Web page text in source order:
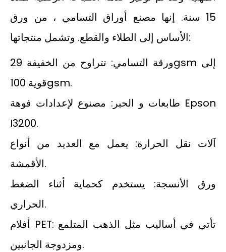
15 سنة. إنها مصنع أوراق التسامي ، من ورق
الأساس إلى الطلاء والقطع. وتشمل منتجاتها:
ورقة التسامي: تتراوح من الخفيفة 29gsm إلى
قوية 100gsm.
طابعات و الحبر: مصنوع لإعدادات فوهة Epson
I3200.
آلات نقل الحرارة: يعمل مع العديد من أنواع
الأقمشة.
ورق الأنسجة: يستخدم كحماية أثناء الضغط
الحراري.
أفلام PET: تأتي في أساليب مثل الذهب المتلمع
ومزدوجة الجانبين.